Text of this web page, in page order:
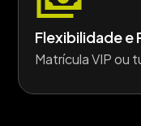
Flexibilidade e
Matrícula VIP ou